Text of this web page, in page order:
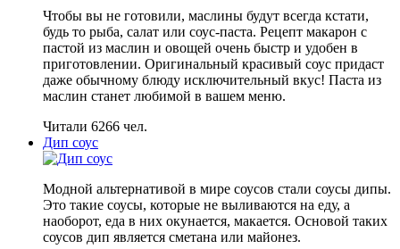
Чтобы вы не готовили, маслины будут всегда кстати,
будь то рыба, салат или соус-паста. Рецепт макарон с
пастой из маслин и овощей очень быстр и удобен в
приготовлении. Оригинальный красивый соус придаст
даже обычному блюду исключительный вкус! Паста из
маслин станет любимой в вашем меню.
Читали 6266 чел.
Дип соус
Модной альтернативой в мире соусов стали соусы дипы.
Это такие соусы, которые не выливаются на еду, а
наоборот, еда в них окунается, макается. Основой таких
соусов дип является сметана или майонез.